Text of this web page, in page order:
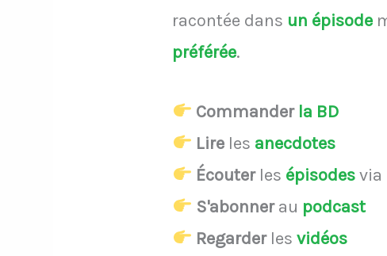
racontée dans un épisode
préférée.
Commander la BD
Lire les anecdotes
Écouterles épisodesvia
S'abonnerau podcast
Regarderlesvidéos